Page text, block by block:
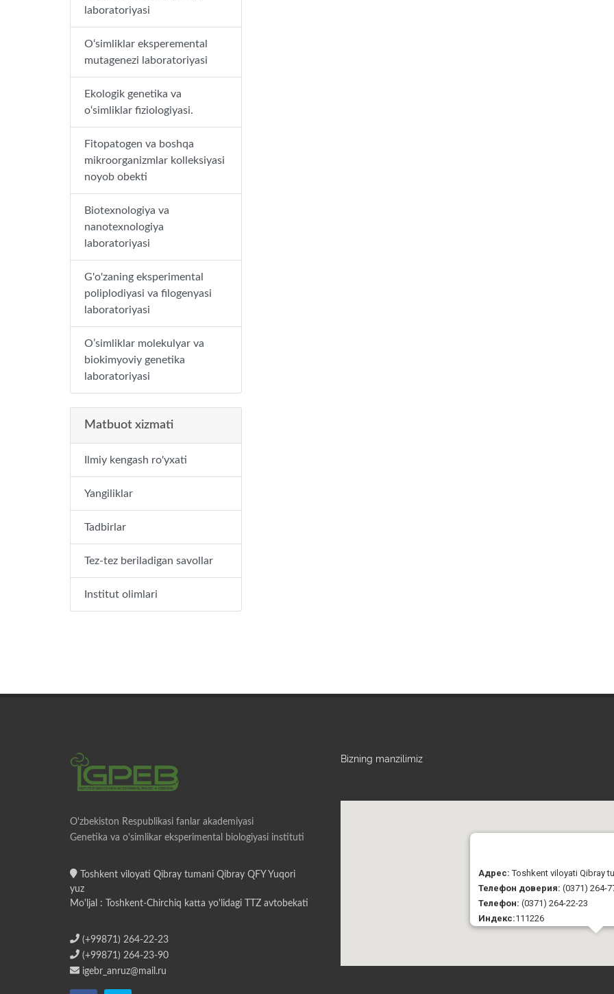
laboratoriyasi
O‘simliklar eksperemental
mutagenezi laboratoriyasi
Ekologik genetika va
o‘simliklar fiziologiyasi.
Fitopatogen va boshqa
mikroorganizmlar kolleksiyasi
noyob obekti
Biotexnologiya va
nanotexnologiya
laboratoriyasi
G'o'zaning eksperimental
poliplodiyasi va filogenyasi
laboratoriyasi
O’simliklar molekulyar va
biokimyoviy genetika
laboratoriyasi
Matbuot xizmati
Ilmiy kengash ro'yxati
Yangiliklar
Tadbirlar
Tez-tez beriladigan savollar
Institut olimlari
O'zbekiston Respublikasi fanlar akademiyasi
Genetika va o'simlikar eksperimental biologiyasi instituti
Toshkent viloyati Qibray tumani Qibray QFY Yuqori
yuz
Mo'ljal : Toshkent-Chirchiq katta yo'lidagi TTZ avtobekati
(+99871) 264-22-23
(+99871) 264-23-90
igebr_anruz@mail.ru
Bizning manzilimiz
Адрес:Toshkent viloyati Qibray
Телефон доверия: (0371) 264-
Телефон: (0371) 264-22-23
Индекс:111226